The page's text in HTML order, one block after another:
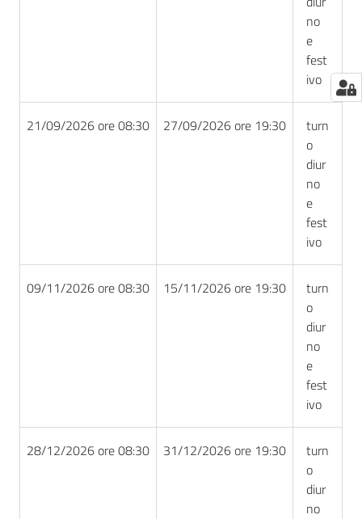
no
e
fest
ivo
21/09/2026 ore 08:30 27/09/2026 ore 19:30
turn
o
diur
no
e
fest
ivo
09/11/2026 ore 08:30 15/11/2026 ore 19:30
turn
o
diur
no
e
fest
ivo
28/12/2026 ore 08:30 31/12/2026 ore 19:30
turn
o
diur
no